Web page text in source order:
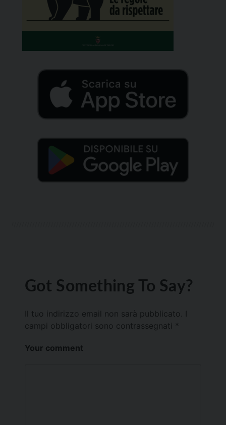
Got Something To Say?
Il tuo indirizzo email non sarà pubblicato.
campi obbligatori sono contrassegnati *
Your comment